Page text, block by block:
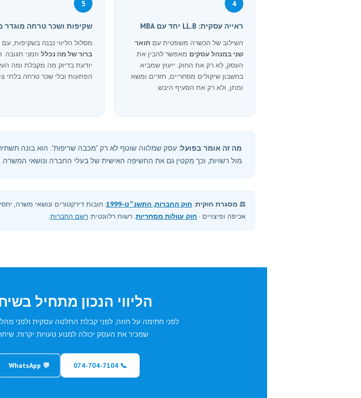
4
ראייה עסקית: LL.B יחד עם MBA
השילוב של הכשרה משפטית עם תואר
שני במנהל עסקים מאפשר להבין את
העסק, לא רק את החוק. ייעוץ שמביא
בחשבון שיקולים מסחריים, תזרים ומשא
ומתן, ולא רק את הסעיף היבש.
5
שקיפות ושכר טרחה מוגדר
מסלול הליווי נבנה בשקיפות, עם
ברור של מה נכלל וזמני
יודעת בדיוק מה מקבלת ומה
הפתעות ובלי שכר טרחה בלתי
מה זה אומר בפועל: עסק שמלווה שוטף לא רק "מכבה שריפות". הוא בונה
מול רשויות, וכך מקטין גם את החשיפה האישית של בעלי החברה ונושאי המשרה.
⚖️ מסגרת חוקית: חוק החברות, התשנ״ט-1999 : חובות דירקטורים ונושאי משרה,
אכיפה ופיצויים · חוק עוולות מסחריות. רשות רלוונטית: רשם החברות.
הליווי הנכון מתחיל
לפני חתימה על חוזה, לפני קבלת החלטה עסקית ולפני
שמכיר את העסק יכולה למנוע טעויות יקרות.
📞 074-704-7104
💬 WhatsApp